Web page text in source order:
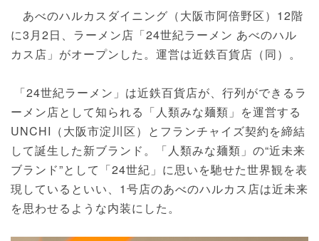
あべのハルカスダイニング（大阪市阿倍野区）12階
に3月2日、ラーメン店「24世紀ラーメン あべのハル
カス店」がオープンした。運営は近鉄百貨店（同）。
「24世紀ラーメン」は近鉄百貨店が、行列ができるラ
ーメン店として知られる「人類みな麺類」を運営する
UNCHI（大阪市淀川区）とフランチャイズ契約を締結
して誕生した新ブランド。「人類みな麺類」の“近未来
ブランド”として「24世紀」に思いを馳せた世界観を表
現しているといい、1号店のあべのハルカス店は近未来
を思わせるような内装にした。